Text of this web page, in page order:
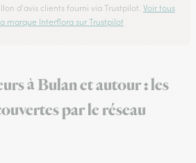
d'avis clients fourni via Trustpilot. Voir tous
marque Interflora sur Trustpilot
à Bulan et autour : les
par le réseau